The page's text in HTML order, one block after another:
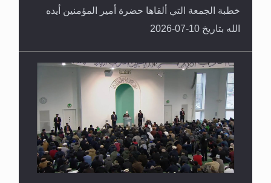
خطبة الجمعة التي ألقاها حضرة أمير المؤمنين أيده
الله بتاريخ 10-07-2026